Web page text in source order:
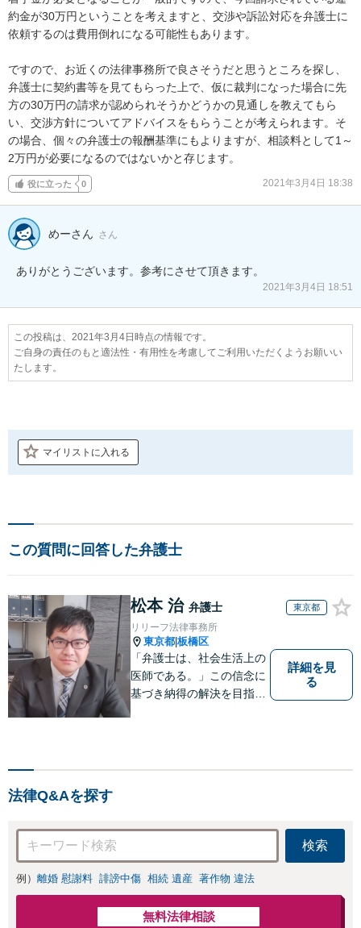
約金が30万円ということを考えますと、交渉や訴訟対応を弁護士に
依頼するのは費用倒れになる可能性もあります。
ですので、お近くの法律事務所で良さそうだと思うところを探し、
弁護士に契約書等を見てもらった上で、仮に裁判になった場合に先
方の30万円の請求が認められそうかどうかの見通しを教えてもら
い、交渉方針についてアドバイスをもらうことが考えられます。そ
の場合、個々の弁護士の報酬基準にもよりますが、相談料として1～
2万円が必要になるのではないかと存じます。
役に立った 0 2021年3月4日 18:38
めーさん さん
ありがとうございます。参考にさせて頂きます。
2021年3月4日 18:51
この投稿は、2021年3月4日時点の情報です。
ご自身の責任のもと適法性・有用性を考慮してご利用いただくようお願いい
たします。
マイリストに入れる
この質問に回答した弁護士
松本 治 弁護士 東京都
リリーフ法律事務所
東京都 板橋区
「弁護士は、社会生活上の
医師である。」この信念に
基づき納得の解決を目指し
詳細を見
る
法律Q&Aを探す
検索
例） 離婚 慰謝料 誹謗中傷 相続 遺産 著作物 違法
無料法律相談